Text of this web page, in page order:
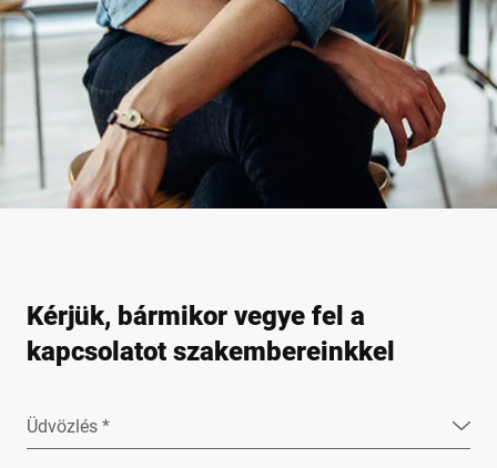
Kérjük, bármikor vegye fel a
kapcsolatot szakembereinkkel
Üdvözlés *